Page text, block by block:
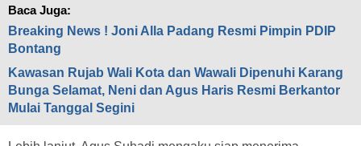
Baca Juga:
Breaking News ! Joni Alla Padang Resmi Pimpin PDIP
Bontang
Kawasan Rujab Wali Kota dan Wawali Dipenuhi Karang
Bunga Selamat, Neni dan Agus Haris Resmi Berkantor
Mulai Tanggal Segini